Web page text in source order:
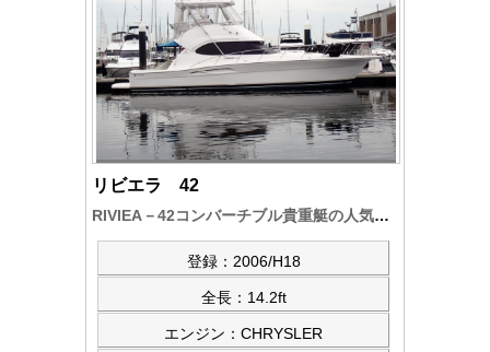
リビエラ 42
RIVIEA－42コンバーチブル貴重艇の人気モデルです。新艇時のオーナー艇から日常のメンテナンスも良好で～現状装備も充実、フィッシング、サロンユースも快適なモデルです
登録：2006/H18
全長：14.2ft
エンジン：CHRYSLER